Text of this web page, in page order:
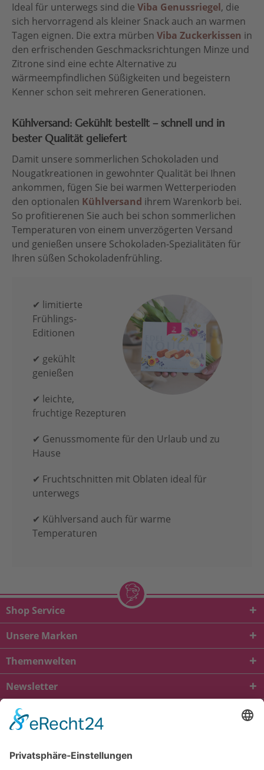
Ideal für unterwegs sind die Viba Genussriegel, die
sich hervorragend als kleiner Snack auch an warmen
Tagen eignen. Die extra mürben Viba Zuckerkissen in
den erfrischenden Geschmacksrichtungen Minze und
Zitrone sind eine echte Alternative zu
wärmeempfindlichen Süßigkeiten und begeistern
Kenner schon seit mehreren Generationen.
Kühlversand: Gekühlt bestellt – schnell und in
bester Qualität geliefert
Damit unsere sommerlichen Schokoladen und
Nougatkreationen in gewohnter Qualität bei Ihnen
ankommen, fügen Sie bei warmen Wetterperioden
den optionalen Kühlversand ihrem Warenkorb bei.
So profitierenen Sie auch bei schon sommerlichen
Temperaturen von einem unverzögerten Versand
und genießen unsere Schokoladen-Spezialitäten für
Ihren süßen Schokoladenfrühling.
✔ limitierte
Frühlings-
Editionen
✔ gekühlt
genießen
✔ leichte,
fruchtige Rezepturen
✔ Genussmomente für den Urlaub und zu
Hause
✔ Fruchtschnitten mit Oblaten ideal für
unterwegs
✔ Kühlversand auch für warme
Temperaturen
Shop Service
Unsere Marken
Themenwelten
Newsletter
* Alle Preise inkl. gesetzl. Mehrwertsteuer zzgl.
und ggf.
Nachnahmegebühren, wenn nicht anders beschrieben
viba.de
4.90von5.00bei1685